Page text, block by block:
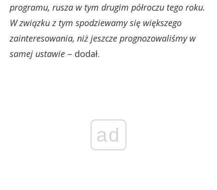
programu, rusza w tym drugim półroczu tego roku.
W związku z tym spodziewamy się większego
zainteresowania, niż jeszcze prognozowaliśmy w
samej ustawie – dodał.
ad